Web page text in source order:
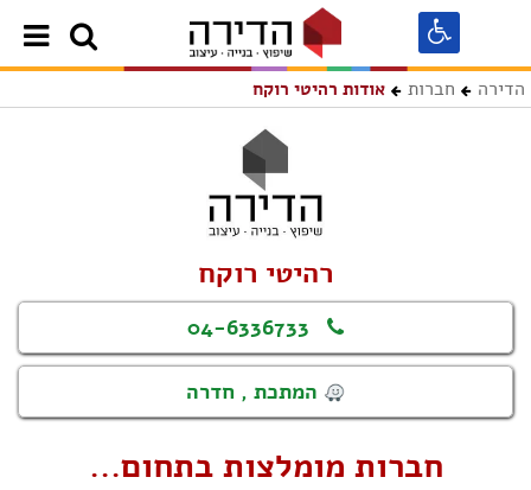
הדירה חברות אודות רהיטי רוקח
רהיטי רוקח
04-6336733
המתכת , חדרה
חברות מומלצות בתחום...